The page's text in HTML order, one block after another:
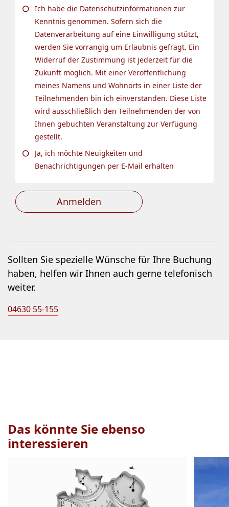
Ich habe die Datenschutzinformationen zur
Kenntnis genommen. Sofern sich die
Datenverarbeitung auf eine Einwilligung stützt,
werden Sie vorrangig um Erlaubnis gefragt. Ein
Widerruf der Zustimmung ist jederzeit für die
Zukunft möglich. Mit einer Veröffentlichung
meines Namens und Wohnorts in einer Liste der
Teilnehmenden bin ich einverstanden. Diese Liste
wird ausschließlich den Teilnehmenden der von
Ihnen gebuchten Veranstaltung zur Verfügung
gestellt.
Ja, ich möchte Neuigkeiten und
Benachrichtigungen per E-Mail erhalten
Anmelden
Sollten Sie spezielle Wünsche für Ihre Buchung
haben, helfen wir Ihnen auch gerne telefonisch
weiter.
04630 55-155
Das könnte Sie ebenso
interessieren